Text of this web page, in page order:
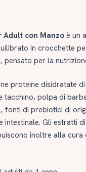
Adult con Manzo è un
in crocchette
pensato per la
proteine disidratate
tacchino, polpa di
fonti di prebiotici di
intestinale. Gli estratti
inoltre alla cura